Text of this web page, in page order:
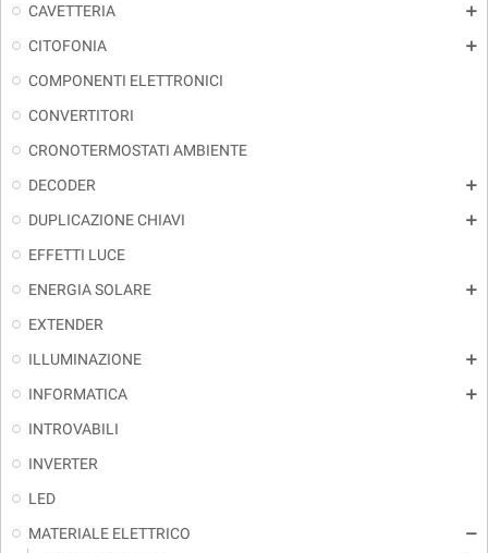
CAVETTERIA add
CITOFONIA add
COMPONENTI ELETTRONICI
CONVERTITORI
CRONOTERMOSTATI AMBIENTE
DECODER
add
DUPLICAZIONE CHIAVI add
EFFETTI LUCE
ENERGIA SOLARE
add
EXTENDER
ILLUMINAZIONE
add
INFORMATICA add
INTROVABILI
INVERTER
LED
MATERIALE ELETTRICO
remove